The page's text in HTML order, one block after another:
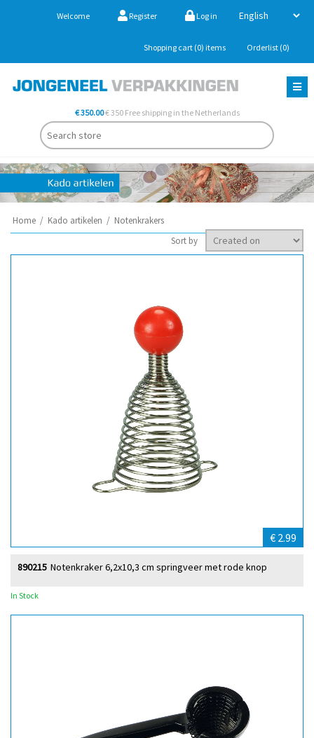
Welcome Register Log in
Shopping cart (0) items Orderlist (0)
€ 350.00€ 350 Free shipping in the Netherlands
Home / Kado artikelen / Notenkrakers
Sort by
€ 2.99
Notenkraker 6,2x10,3 cm springveer met rode knop
890215
In Stock